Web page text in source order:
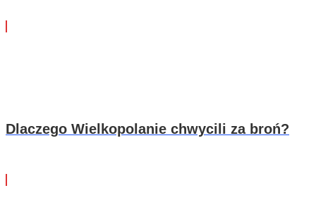
Dlaczego Wielkopolanie chwycili za broń?